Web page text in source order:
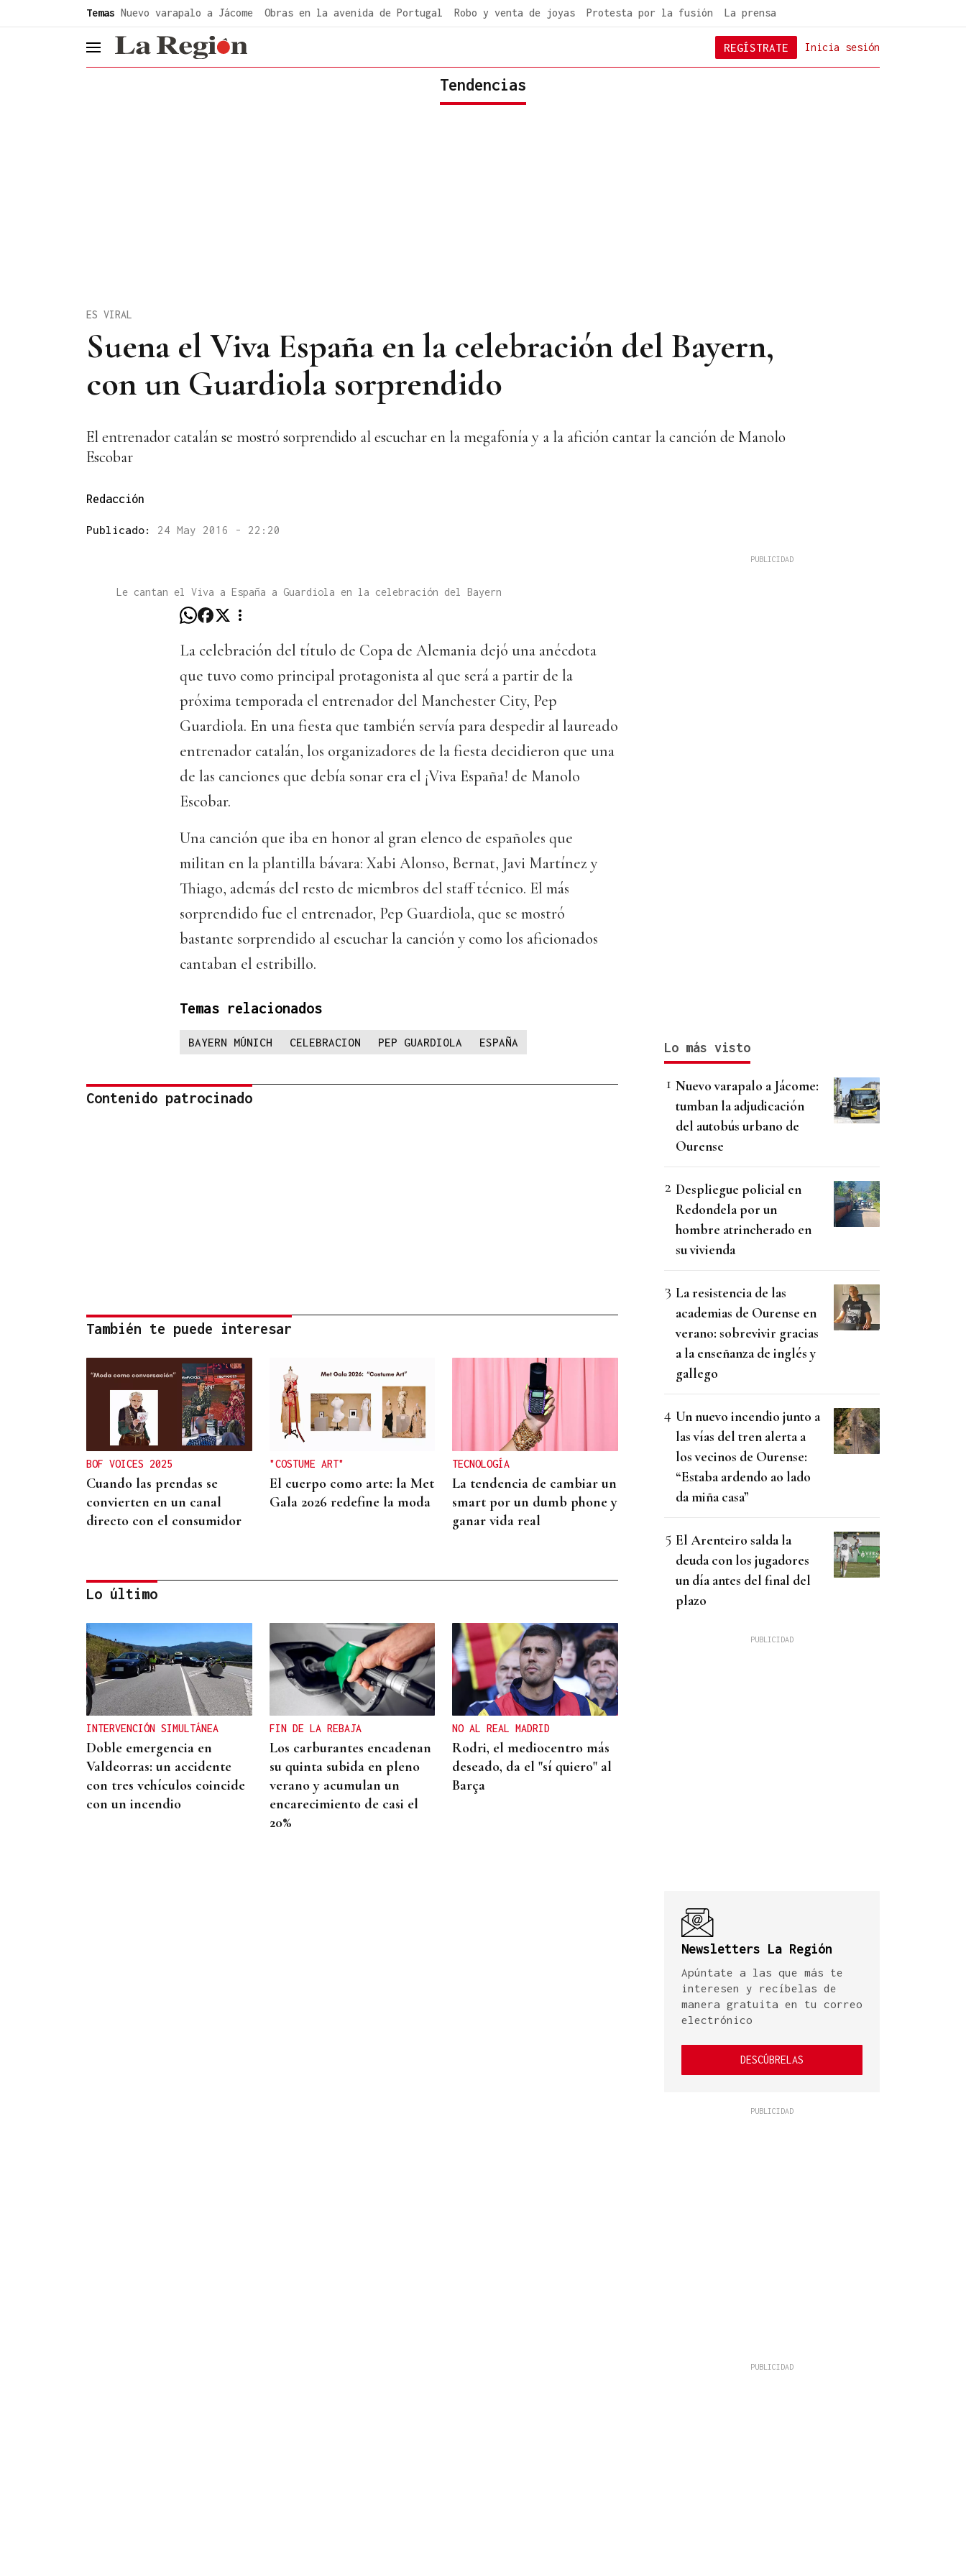
Temas Nuevo varapalo a Jácome Obras en la avenida de Portugal Robo y venta de joyas Protesta por la fusión La prensa
header.menu.open Inicia sesión
REGÍSTRATE
Tendencias
Suena el Viva España en la celebración del Bayern,
con un Guardiola sorprendido
ES VIRAL
El entrenador catalán se mostró sorprendido al escuchar en la megafonía y a la afición cantar la canción de Manolo
Escobar
Redacción
Publicado: 24 May 2016 - 22:20
Le cantan el Viva a España a Guardiola en la celebración del Bayern
La celebración del título de Copa de Alemania dejó una anécdota
que tuvo como principal protagonista al que será a partir de la
próxima temporada el entrenador del Manchester City, Pep
Guardiola. En una fiesta que también servía para despedir al laureado
entrenador catalán, los organizadores de la fiesta decidieron que una
de las canciones que debía sonar era el ¡Viva España! de Manolo
Escobar.
Una canción que iba en honor al gran elenco de españoles que
militan en la plantilla bávara: Xabi Alonso, Bernat, Javi Martínez y
Thiago, además del resto de miembros del staff técnico. El más
sorprendido fue el entrenador, Pep Guardiola, que se mostró
bastante sorprendido al escuchar la canción y como los aficionados
cantaban el estribillo.
Temas relacionados
BAYERN MÚNICH CELEBRACION PEP GUARDIOLA ESPAÑA
Contenido patrocinado
También te puede interesar
BOF VOICES 2025
Cuando las prendas se
convierten en un canal
directo con el consumidor
"COSTUME ART"
El cuerpo como arte: la Met
Gala 2026 redefine la moda
TECNOLOGÍA
La tendencia de cambiar un
smart por un dumb phone y
ganar vida real
MODA
Black Friday 2025: el (ya no
tan) secreto mejor
guardado del armario de
las que más saben
Lo último
INTERVENCIÓN SIMULTÁNEA
Doble emergencia en
Valdeorras: un accidente
con tres vehículos coincide
con un incendio
FIN DE LA REBAJA
Los carburantes encadenan
su quinta subida en pleno
verano y acumulan un
encarecimiento de casi el
20%
NO AL REAL MADRID
Rodri, el mediocentro más
deseado, da el "sí quiero" al
Barça
Lo más visto
Nuevo varapalo a Jácome:
tumban la adjudicación
del autobús urbano de
Ourense
Despliegue policial en
Redondela por un
hombre atrincherado en
su vivienda
La resistencia de las
academias de Ourense en
verano: sobrevivir gracias
a la enseñanza de inglés y
gallego
Un nuevo incendio junto a
las vías del tren alerta a
los vecinos de Ourense:
“Estaba ardendo ao lado
da miña casa”
El Arenteiro salda la
deuda con los jugadores
un día antes del final del
plazo
Newsletters La Región
Apúntate a las que más te
interesen y recíbelas de
manera gratuita en tu correo
electrónico
DESCÚBRELAS